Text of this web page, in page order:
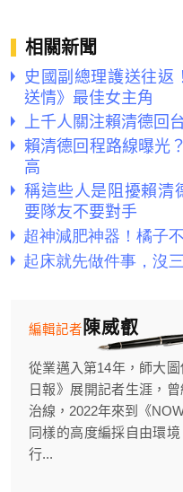
相關新聞
史國副總理護送往返
送情》最佳女主角
上千人關注賴清德回
賴清德回程路線曝光
高
稱這些人是阻擾賴清
要隊友不要對手
陳威叡
編輯記者
從業邁入第14年，師大
日報》展開記者生涯，
治線，2022年來到《
同樣的高度編採自由環
行...